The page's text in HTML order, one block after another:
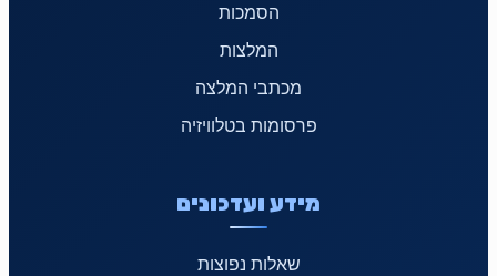
הסמכות
המלצות
מכתבי המלצה
פרסומות בטלוויזיה
מידע ועדכונים
שאלות נפוצות